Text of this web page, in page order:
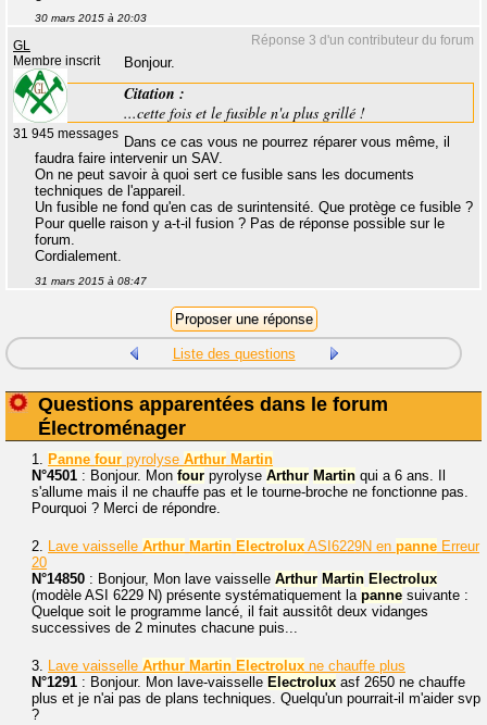
30 mars 2015 à 20:03
Réponse 3 d'un contributeur du forum
GL
Membre inscrit
31 945 messages
Bonjour.
Citation :
...cette fois et le fusible n'a plus grillé !
Dans ce cas vous ne pourrez réparer vous même, il
faudra faire intervenir un SAV.
On ne peut savoir à quoi sert ce fusible sans les documents
techniques de l'appareil.
Un fusible ne fond qu'en cas de surintensité. Que protège ce fusible ?
Pour quelle raison y a-t-il fusion ? Pas de réponse possible sur le
forum.
Cordialement.
31 mars 2015 à 08:47
Liste des questions
Questions apparentées dans le forum
Électroménager
1. Panne four pyrolyse Arthur Martin
N°4501 : Bonjour. Mon four pyrolyse Arthur Martin qui a 6 ans. Il
s'allume mais il ne chauffe pas et le tourne-broche ne fonctionne pas.
Pourquoi ? Merci de répondre.
2. Lave vaisselle Arthur Martin Electrolux ASI6229N en panne Erreur
20
N°14850 : Bonjour, Mon lave vaisselle Arthur Martin Electrolux
(modèle ASI 6229 N) présente systématiquement la panne suivante :
Quelque soit le programme lancé, il fait aussitôt deux vidanges
successives de 2 minutes chacune puis...
3. Lave vaisselle Arthur Martin Electrolux ne chauffe plus
N°1291 : Bonjour. Mon lave-vaisselle Electrolux asf 2650 ne chauffe
plus et je n'ai pas de plans techniques. Quelqu'un pourrait-il m'aider svp
?